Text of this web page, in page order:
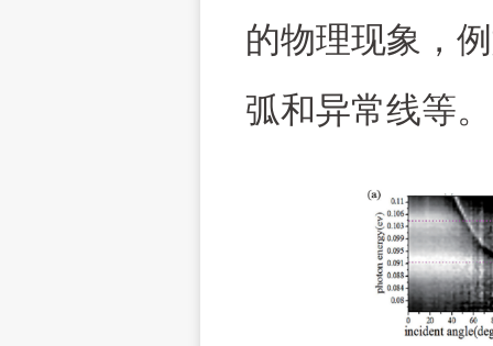
的物理现象，
弧和异常线等。